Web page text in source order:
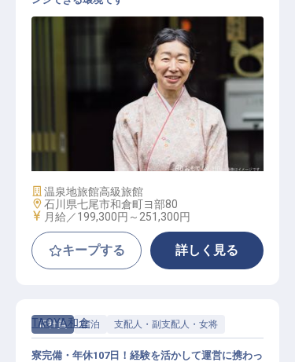
客室係・仲居
施設業態
温泉地旅館高級旅館
勤務地
石川県七尾市和倉町ヨ部80
給与
月給／199,300円～ 251,300円
キープする 詳しく見る
正社員 宿泊 支配人・副支配人・女将
TAOYA和倉
寮完備・年休107日！経験を活かして運営に携わっ